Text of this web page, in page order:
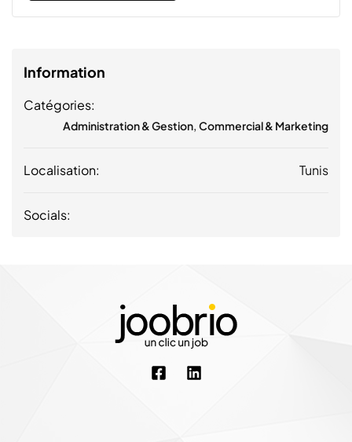
Information
Catégories:
Administration & Gestion, Commercial & Marketing
Localisation: Tunis
Socials: